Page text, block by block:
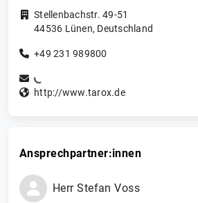
Stellenbachstr. 49-51
44536 Lünen, Deutschland
+49 231 989800
http://www.tarox.de
Ansprechpartner:innen
Herr Stefan Voss